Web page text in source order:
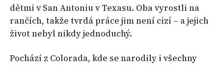
dětmi v San Antoniu v Texasu. Oba vyrostli na
rančích, takže tvrdá práce jim není cizí – a jejich
život nebyl nikdy jednoduchý.
Pochází z Colorada, kde se narodily i všechny